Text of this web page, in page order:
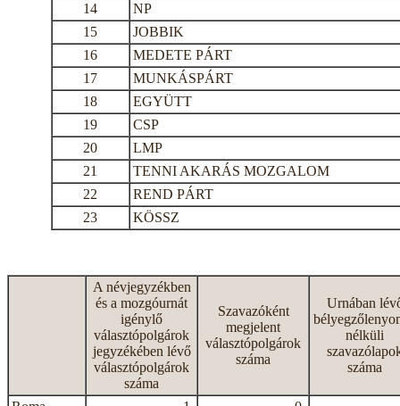
14
NP
15
JOBBIK
16
MEDETE PÁRT
17
MUNKÁSPÁRT
18
EGYÜTT
19
CSP
20
LMP
21
TENNI AKARÁS MOZGALOM
22
REND PÁRT
23
KÖSSZ
A névjegyzékben
és a mozgóurnát
igénylő
választópolgárok
jegyzékében lévő
választópolgárok
száma
Szavazóként
megjelent
választópolgárok
száma
Urnában
nélküli
száma